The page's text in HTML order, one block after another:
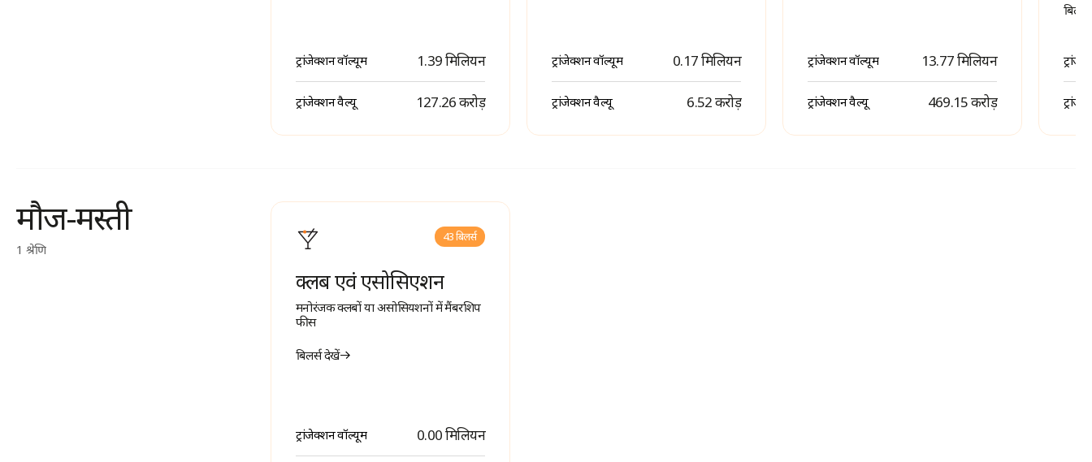
ट्रांजेक्शन वॉल्यूम 1.39 मिलियन
ट्रांजेक्शन वैल्यू ₹ 127.26 करोड़
ट्रांजेक्शन वॉल्यूम 0.17 मिलियन
ट्रांजेक्शन वैल्यू ₹ 6.52 करोड़
ट्रांजेक्शन वॉल्यूम 13.77 मिलियन
ट्रांजेक्शन वैल्यू ₹ 469.15 करोड़
मौज-मस्ती
1 श्रेणि
43 बिलर्स
क्लब एवं एसोसिएशन
मनोरंजक क्लबों या असोसियशनों में मैंबरशिप
फीस
बिलर्स देखें
ट्रांजेक्शन वॉल्यूम 0.00 मिलियन